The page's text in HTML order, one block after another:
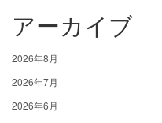
アーカイブ
2026年8月
2026年7月
2026年6月